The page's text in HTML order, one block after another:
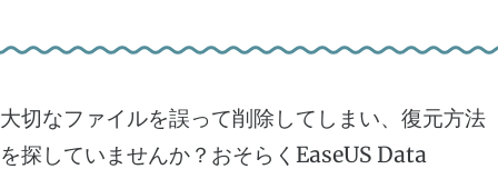
大切なファイルを誤って削除してしまい、復元方法
を探していませんか？おそらくEaseUS Data